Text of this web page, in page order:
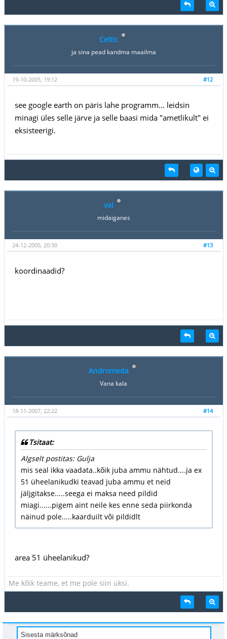
Celtic
ja sina pead kandma maailma
#12
19-10-2005, 19:12
see google earth on päris lahe programm... leidsin
minagi üles selle järve ja selle baasi mida "ametlikult" ei
eksisteerigi.
val
midaiganes
#13
24-12-2005, 20:30
koordinaadid?
Andromeda
Vana kala
#14
18-11-2007, 22:22
Tsitaat:
Algselt postitas: Gulja
mis seal ikka vaadata..kõik juba ammu nähtud....ja ex
51 üheelanikudki teavad juba ammu et neid
jäljgitakse.....seega ei maksa need pildid
miagi......pigem aint neile kes enne seda piirkonda
näinud pole.....kaarduilt või pildidlt
area 51 üheelanikud?
Me kõik teame, et me pole siin üksi.